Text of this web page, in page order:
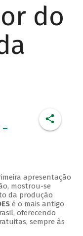
do
apresentação
mostrou-se
da produção
é o mais antigo
oferecendo
sempre às